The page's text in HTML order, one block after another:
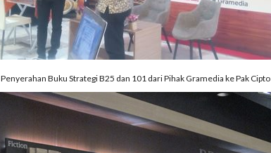
Penyerahan Buku Strategi B25 dan 101 dari Pihak Gramedia ke Pak Cipto